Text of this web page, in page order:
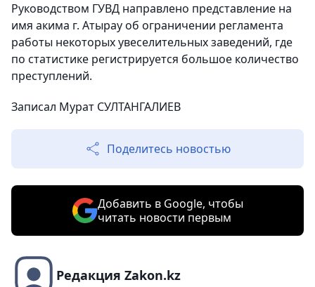
Руководством ГУВД направлено представление на
имя акима г. Атырау об ограничении регламента
работы некоторых увеселительных заведений, где
по статистике регистрируется большое количество
преступлений.
Записал Мурат СУЛТАНГАЛИЕВ
Поделитесь новостью
Добавить в Google, чтобы
читать новости первым
Редакция Zakon.kz